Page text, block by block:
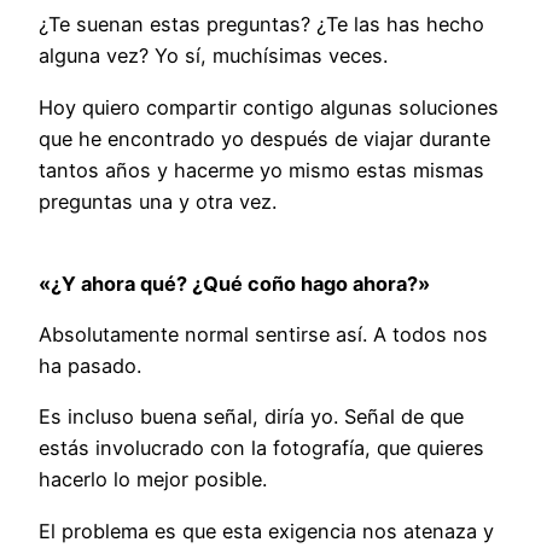
¿Te suenan estas preguntas? ¿Te las has hecho
alguna vez? Yo sí, muchísimas veces.
Hoy quiero compartir contigo algunas soluciones
que he encontrado yo después de viajar durante
tantos años y hacerme yo mismo estas mismas
preguntas una y otra vez.
«¿Y ahora qué? ¿Qué coño hago ahora?»
Absolutamente normal sentirse así. A todos nos
ha pasado.
Es incluso buena señal, diría yo. Señal de que
estás involucrado con la fotografía, que quieres
hacerlo lo mejor posible.
El problema es que esta exigencia nos atenaza y